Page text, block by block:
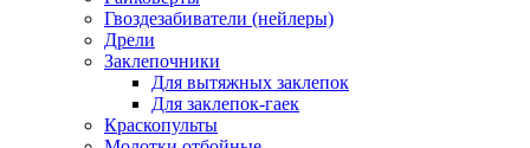
Гвоздезабиватели (нейлеры)
Дрели
Заклепочники
Для вытяжных заклепок
Для заклепок-гаек
Краскопульты